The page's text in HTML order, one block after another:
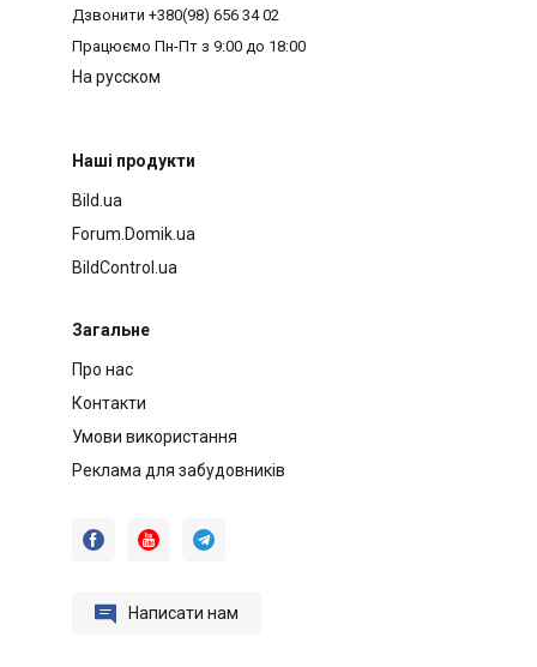
Дзвонити +380(98) 656 34 02
Працюємо Пн-Пт з 9:00 до 18:00
На русском
Наші продукти
Bild.ua
Forum.Domik.ua
BildControl.ua
Загальне
Про нас
Контакти
Умови використання
Реклама для забудовників
  
 Написати нам